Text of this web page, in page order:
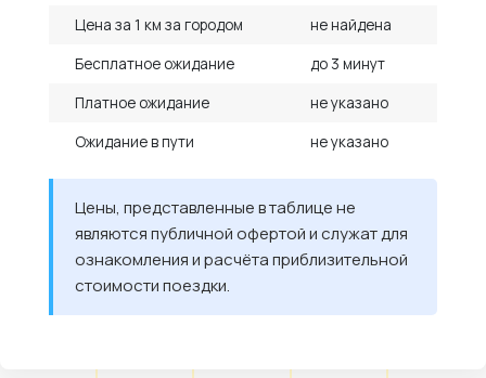
Цена за 1 км за городом
не найдена
Бесплатное ожидание
до 3 минут
Платное ожидание
не указано
Ожидание в пути
не указано
Цены, представленные в таблице не
являются публичной офертой и служат для
ознакомления и расчёта приблизительной
стоимости поездки.